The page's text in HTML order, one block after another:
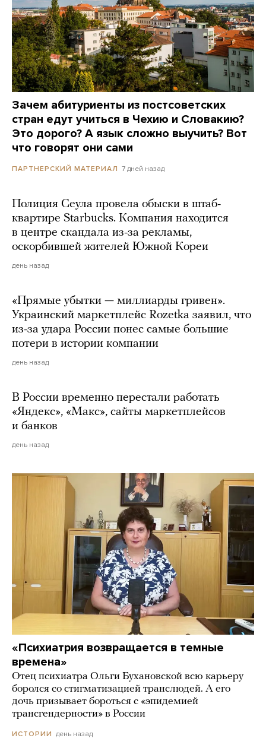
Зачем абитуриенты из постсоветских
стран едут учиться в Чехию и Словакию?
Это дорого? А язык сложно выучить? Вот
что говорят они сами
ПАРТНЕРСКИЙ МАТЕРИАЛ 7 дней назад
Полиция Сеула провела обыски в штаб-
квартире Starbucks. Компания находится
в центре скандала из-за рекламы,
оскорбившей жителей Южной Кореи
день назад
«Прямые убытки — миллиарды гривен».
Украинский маркетплейс Rozetka заявил, что
из-за удара России понес самые большие
потери в истории компании
день назад
В России временно перестали работать
«Яндекс», «Макс», сайты маркетплейсов
и банков
день назад
«Психиатрия возвращается в темные
времена»
Отец психиатра Ольги Бухановской всю карьеру
боролся со стигматизацией транслюдей. А его
дочь призывает бороться с «эпидемией
трансгендерности» в России
ИСТОРИИ день назад